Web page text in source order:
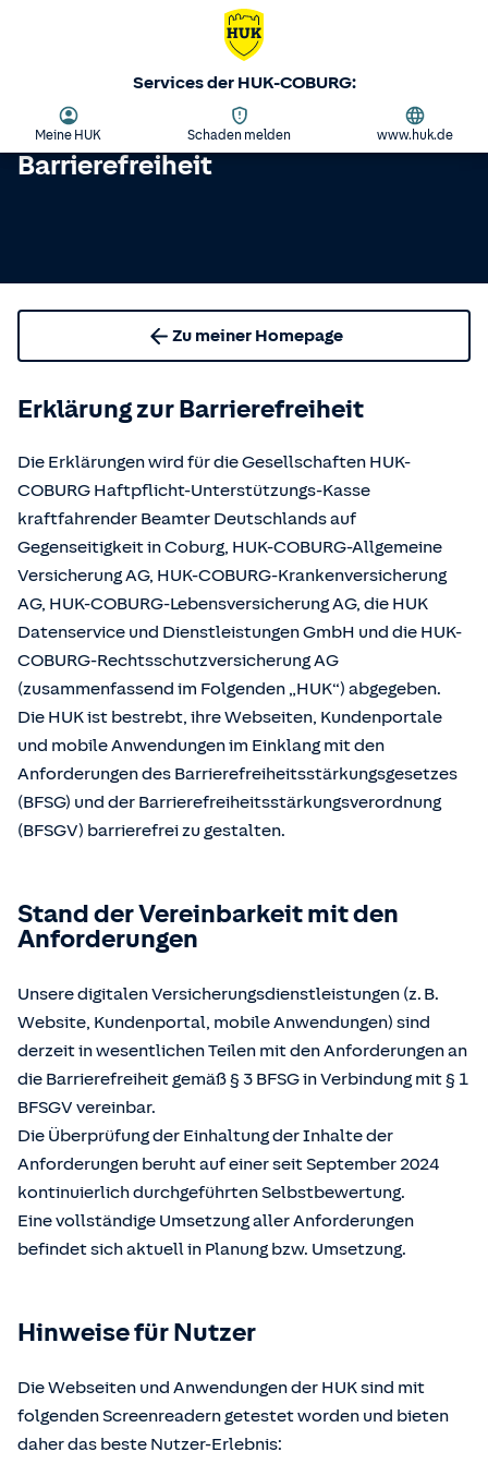
Services der HUK-COBURG:
Meine HUK Schaden melden www.huk.de
Barrierefreiheit
Zu meiner Homepage
Erklärung zur Barrierefreiheit
Die Erklärungen wird für die Gesellschaften HUK-
COBURG Haftpflicht-Unterstützungs-Kasse
kraftfahrender Beamter Deutschlands auf
Gegenseitigkeit in Coburg, HUK-COBURG-Allgemeine
Versicherung AG, HUK-COBURG-Krankenversicherung
AG, HUK-COBURG-Lebensversicherung AG, die HUK
Datenservice und Dienstleistungen GmbH und die HUK-
COBURG-Rechtsschutzversicherung AG
(zusammenfassend im Folgenden „HUK“) abgegeben.
Die HUK ist bestrebt, ihre Webseiten, Kundenportale
und mobile Anwendungen im Einklang mit den
Anforderungen des Barrierefreiheitsstärkungsgesetzes
(BFSG) und der Barrierefreiheitsstärkungsverordnung
(BFSGV) barrierefrei zu gestalten.
Stand der Vereinbarkeit mit den
Anforderungen
Unsere digitalen Versicherungsdienstleistungen (z. B.
Website, Kundenportal, mobile Anwendungen) sind
derzeit in wesentlichen Teilen mit den Anforderungen an
die Barrierefreiheit gemäß § 3 BFSG in Verbindung mit § 1
BFSGV vereinbar.
Die Überprüfung der Einhaltung der Inhalte der
Anforderungen beruht auf einer seit September 2024
kontinuierlich durchgeführten Selbstbewertung.
Eine vollständige Umsetzung aller Anforderungen
befindet sich aktuell in Planung bzw. Umsetzung.
Hinweise für Nutzer
Die Webseiten und Anwendungen der HUK sind mit
folgenden Screenreadern getestet worden und bieten
daher das beste Nutzer-Erlebnis: